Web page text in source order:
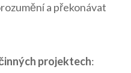
a překonávat
⁣projektech: